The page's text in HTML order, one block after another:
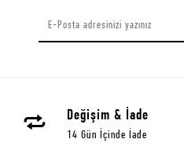
Değişim & İade
14 Gün İçinde İade